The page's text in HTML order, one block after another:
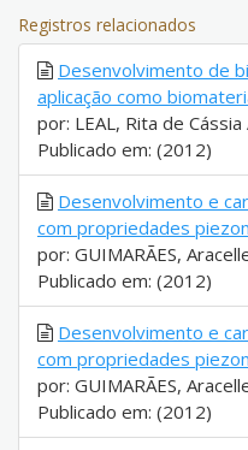
Registros relacionados
Desenvolvimento de
aplicação como
por: LEAL, Rita de Cássia
Publicado em: (2012)
Desenvolvimento e
com propriedades
por: GUIMARÃES,
Publicado em: (2012)
Desenvolvimento e
com propriedades
por: GUIMARÃES,
Publicado em: (2012)